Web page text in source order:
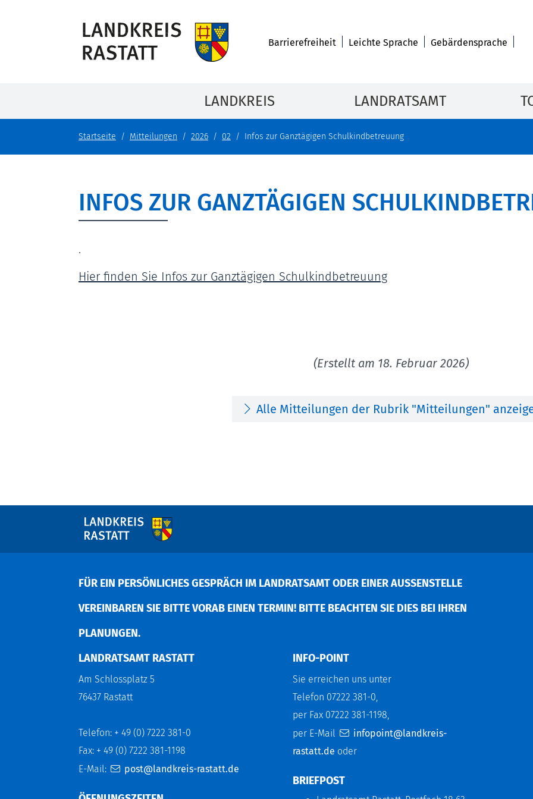
Barrierefreiheit Leichte Sprache Gebärdensprache
LANDKREIS LANDRATSAMT
Startseite Mitteilungen 2026 02 Infos zur Ganztägigen Schulkindbetreuung
INFOS ZUR GANZTÄGIGEN
.
Hier finden Sie Infos zur Ganztägigen Schulkindbetreuung
(Erstellt am 18. Februar 2026)
Alle Mitteilungen der Rubrik "Mitteilungen"
FÜR EIN PERSÖNLICHES GESPRÄCH IM LANDRATSAMT ODER EINER AUSSENSTELLE V
EREINBAREN SIE BITTE VORAB EINEN TERMIN! BITTE BEACHTEN SIE DIES BEI IHREN P
LANUNGEN.
LANDRATSAMT RASTATT
Am Schlossplatz 5
76437 Rastatt
Telefon: + 49 (0) 7222 381-0
Fax: + 49 (0) 7222 381-1198
E-Mail:
post@landkreis-rastatt.de
INFO-POINT
Sie erreichen uns unter
Telefon 07222 381-0,
per Fax 07222 381-1198,
per E-Mail
infopoint@landkreis-
rastatt.de oder
BRIEFPOST